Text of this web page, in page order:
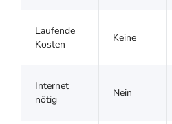
Laufende
Kosten
Keine
Internet
nötig
Nein